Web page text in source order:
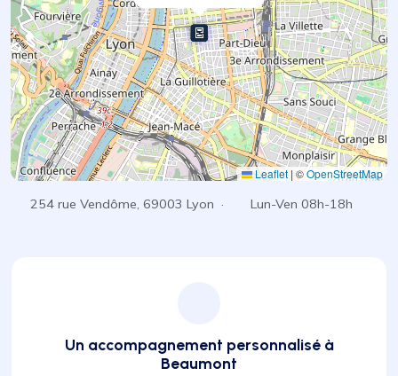
Leaflet|©OpenStreetMap
254 rue Vendôme, 69003 Lyon · Lun-Ven 08h-18h
Un accompagnement personnalisé à
Beaumont